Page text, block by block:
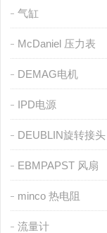
气缸
McDaniel 压力表
DEMAG电机
IPD电源
DEUBLIN旋转接头
EBMPAPST 风扇
minco 热电阻
流量计